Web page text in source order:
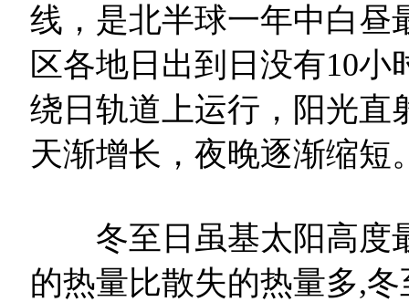
线，是北半球一年中白昼
区各地日出到日没有10
绕日轨道上运行，阳光直
天渐增长，夜晚逐渐缩短
冬至日虽基太阳高度
的热量比散失的热量多,